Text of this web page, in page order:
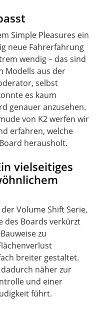
Simple Pleasures ein
neue Fahrerfahrung
wendig – das sind
Modells aus der
selbst
es kaum
genauer anzusehen.
von K2 werfen wir
erfahren, welche
vielseitiges
Volume Shift Serie,
des Boards verkürzt
zu
breiter gestaltet.
näher zur
und einer
führt.